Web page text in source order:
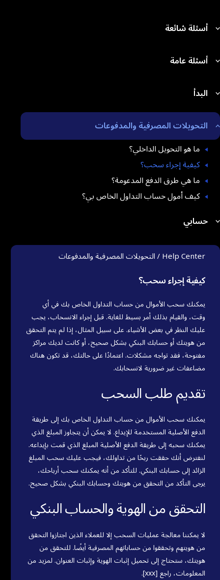
أسئلة شائعة
أسئلة عامة
البدأ
التحويلات المصرفية والمدفوعات
ما هو التحويل الداخلي؟
كيفية إجراء سحب؟
ما هي طرق الدفع المدعومة؟
كيف أمول حساب التداول الخاص بي؟
حسابي
Help Center / التحويلات المصرفية والمدفوعات
كيفية إجراء سحب؟
يمكنك سحب الأموال من حساب التداول الخاص بك في أي
وقت، والقيام بذلك أمر بسيط للغاية. قبل إجراء الانسحاب، يجب
عليك النظر في بعض الأشياء. على سبيل المثال، إذا لم يتم التحقق
من هويتك أو حسابك البنكي بشكل صحيح، أو كانت لديك مراكز
مفتوحة، فقد تواجه مشكلات. اعتمادًا على حالتك، قد تكون هناك
مضاعفات غير ضرورية لانسحابك.
تقديم طلب السحب
يمكنك سحب الأموال من حساب التداول الخاص بك إلى طريقة
الدفع الأصلية المستخدمة للإيداع. لا يمكن أن يتجاوز المبلغ الذي
يمكنك سحبه إلى طريقة الدفع الأصلية المبلغ الذي قمت بإيداعه.
لنفترض أنك حققت ربحًا من تداولك، فيجب عليك سحب المبلغ
الزائد إلى حسابك البنكي. للتأكد من أنه يمكنك سحب أرباحك،
يرجى التأكد من التحقق من هويتك وحسابك البنكي بشكل صحيح.
التحقق من الهوية والحساب البنكي
لا يمكننا معالجة عمليات السحب إلا للعملاء الذين اجتازوا التحقق
من هويتهم وتحققوا من حساباتهم المصرفية أيضًا. للتحقق من
هويتك، ستحتاج إلى تحميل إثبات الهوية وإثبات العنوان. لمزيد من
المعلومات، راجع [xxx].